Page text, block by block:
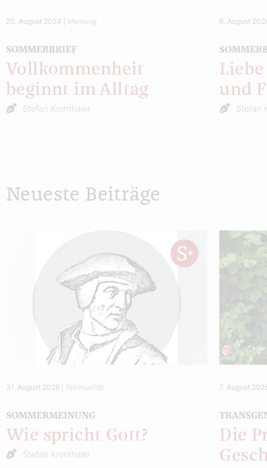
20. August 2024 Meinung
SOMMERBRIEF
Vollkommenheit
beginnt im Alltag
Stefan Kronthaler
6. August
und
Stefan
Neueste Beiträge
31. August 2026 Spiritualität
SOMMERMEINUNG
Wie spricht Gott?
Stefan Kronthaler
7. August
Die